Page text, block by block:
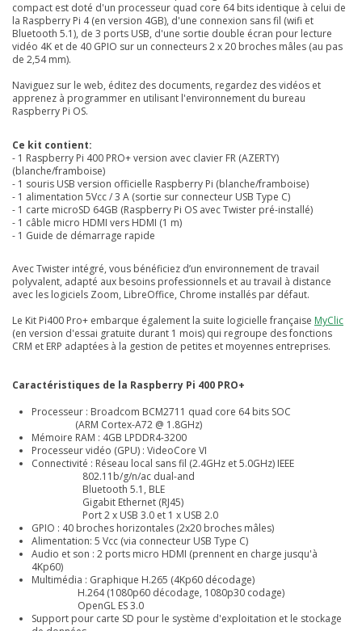
compact est doté d'un processeur quad core 64 bits identique à celui de
la Raspberry Pi 4 (en version 4GB), d'une connexion sans fil (wifi et
Bluetooth 5.1), de 3 ports USB, d'une sortie double écran pour lecture
vidéo 4K et de 40 GPIO sur un connecteurs 2 x 20 broches mâles (au pas
de 2,54 mm).
Naviguez sur le web, éditez des documents, regardez des vidéos et
apprenez à programmer en utilisant l'environnement du bureau
Raspberry Pi OS.
Ce kit contient:
- 1 Raspberry Pi 400 PRO+ version avec clavier FR (AZERTY)
(blanche/framboise)
- 1 souris USB version officielle Raspberry Pi (blanche/framboise)
- 1 alimentation 5Vcc / 3 A (sortie sur connecteur USB Type C)
- 1 carte microSD 64GB (Raspberry Pi OS avec Twister pré-installé)
- 1 câble micro HDMI vers HDMI (1 m)
- 1 Guide de démarrage rapide
Avec Twister intégré, vous bénéficiez d’un environnement de travail
polyvalent, adapté aux besoins professionnels et au travail à distance
avec les logiciels Zoom, LibreOffice, Chrome installés par défaut.
Le Kit Pi400 Pro+ embarque également la suite logicielle française MyClic
(en version d'essai gratuite durant 1 mois) qui regroupe des fonctions
CRM et ERP adaptées à la gestion de petites et moyennes entreprises.
Caractéristiques de la Raspberry Pi 400 PRO+
Processeur : Broadcom BCM2711 quad core 64 bits SOC
(ARM Cortex-A72 @ 1.8GHz)
Mémoire RAM : 4GB LPDDR4-3200
Processeur vidéo (GPU) : VideoCore VI
Connectivité : Réseau local sans fil (2.4GHz et 5.0GHz) IEEE
802.11b/g/n/ac dual-and
Bluetooth 5.1, BLE
Gigabit Ethernet (RJ45)
Port 2 x USB 3.0 et 1 x USB 2.0
GPIO : 40 broches horizontales (2x20 broches mâles)
Alimentation: 5 Vcc (via connecteur USB Type C)
Audio et son : 2 ports micro HDMI (prennent en charge jusqu'à
4Kp60)
Multimédia : Graphique H.265 (4Kp60 décodage)
H.264 (1080p60 décodage, 1080p30 codage)
OpenGL ES 3.0
Support pour carte SD pour le système d'exploitation et le stockage